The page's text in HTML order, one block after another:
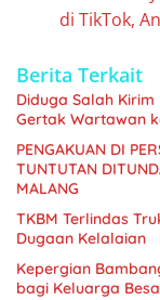
di TikTok,
Berita Terkait
Diduga Salah
Gertak Wartawan
PENGAKUAN DI
TUNTUTAN
MALANG
TKBM Terlindas
Dugaan Kelalaian
Kepergian
bagi Keluarga